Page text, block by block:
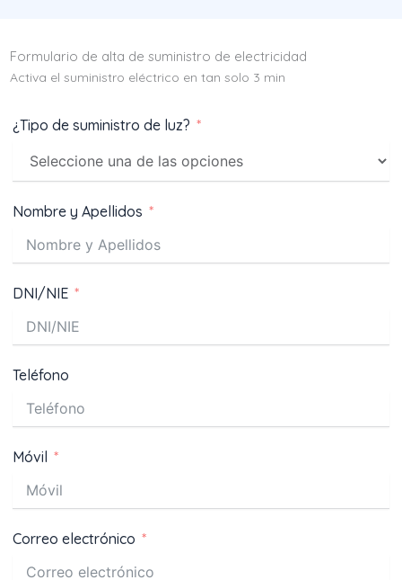
Formulario de alta de suministro de electricidad
Activa el suministro eléctrico en tan solo 3 min
¿Tipo de suministro de luz?
Nombre y Apellidos
DNI/NIE
Teléfono
Móvil
Correo electrónico